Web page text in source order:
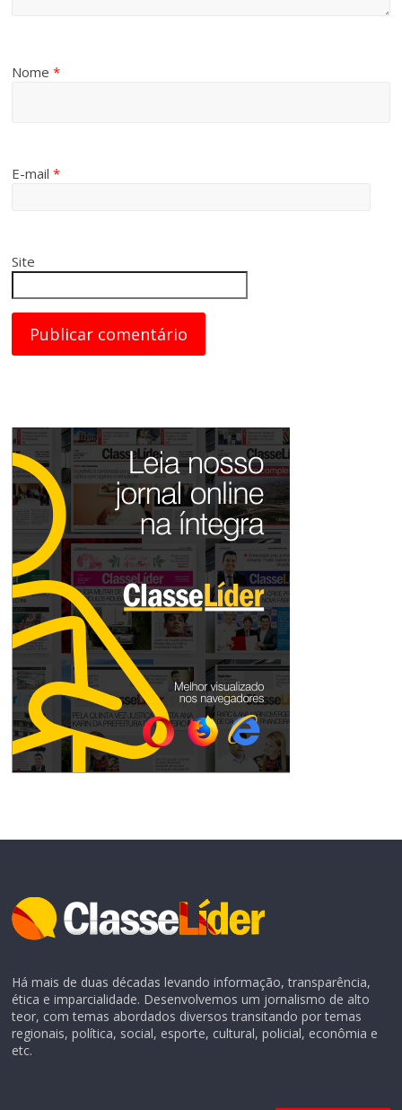
Nome*
E-mail*
Site
Há mais de duas décadas levando informação, transparência,
ética e imparcialidade. Desenvolvemos um jornalismo de alto
teor, com temas abordados diversos transitando por temas
regionais, política, social, esporte, cultural, policial, econômia e
etc.